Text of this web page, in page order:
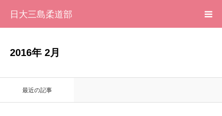
日大三島柔道部
2016年 2月
最近の記事